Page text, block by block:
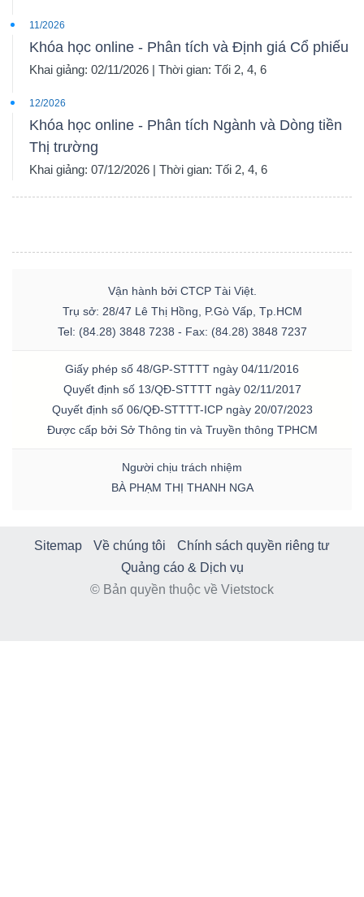
11/2026
Khóa học online - Phân tích và Định giá Cổ phiếu
Khai giảng: 02/11/2026 | Thời gian: Tối 2, 4, 6
12/2026
Khóa học online - Phân tích Ngành và Dòng tiền
Thị trường
Khai giảng: 07/12/2026 | Thời gian: Tối 2, 4, 6
Vận hành bởi CTCP Tài Việt.
Trụ sở: 28/47 Lê Thị Hồng, P.Gò Vấp, Tp.HCM
Tel: (84.28) 3848 7238 - Fax: (84.28) 3848 7237
Giấy phép số 48/GP-STTTT ngày 04/11/2016
Quyết định số 13/QĐ-STTTT ngày 02/11/2017
Quyết định số 06/QĐ-STTTT-ICP ngày 20/07/2023
Được cấp bởi Sở Thông tin và Truyền thông TPHCM
Người chịu trách nhiệm
BÀ PHẠM THỊ THANH NGA
Sitemap Về chúng tôi
Chính sách quyền riêng tư
Quảng cáo & Dịch vụ
© Bản quyền thuộc về Vietstock